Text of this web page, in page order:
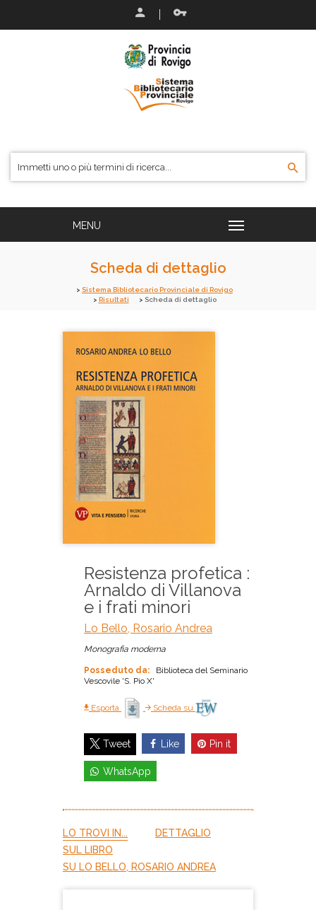
Scheda di dettaglio
Sistema Bibliotecario Provinciale di Rovigo
Risultati
Scheda di dettaglio
Resistenza profetica :
Arnaldo di Villanova
e i frati minori
Lo Bello, Rosario Andrea
Monografia moderna
Posseduto da:
Biblioteca del Seminario
Vescovile 'S. Pio X'
Esporta Scheda su
Tweet Like Pin it
WhatsApp
LO TROVI IN...
DETTAGLIO
SUL LIBRO
SU LO BELLO, ROSARIO ANDREA